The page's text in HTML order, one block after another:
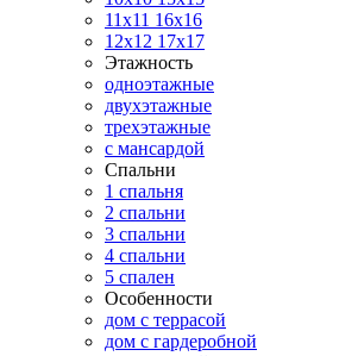
11x11 16х16
12х12 17х17
Этажность
одноэтажные
двухэтажные
трехэтажные
с мансардой
Спальни
1 спальня
2 спальни
3 спальни
4 спальни
5 спален
Особенности
дом с террасой
дом с гардеробной